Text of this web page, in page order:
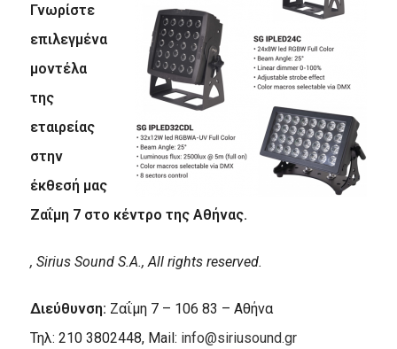
Γνωρίστε
επιλεγμένα
μοντέλα
της
εταιρείας
στην
έκθεσή μας
Ζαΐμη 7 στο κέντρο της Αθήνας.
, Sirius Sound S.A., All rights reserved.
Διεύθυνση: Ζαΐμη 7 – 106 83 – Αθήνα
Τηλ: 210 3802448, Mail: info@siriusound.gr